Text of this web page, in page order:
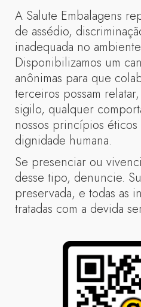
A Salute Embalagens
de assédio,
inadequada no
Disponibilizamos um
anônimas para que
terceiros possam
sigilo, qualquer
nossos princípios
dignidade humana.
Se presenciar ou
desse tipo, denuncie.
preservada, e todas as
tratadas com a devida